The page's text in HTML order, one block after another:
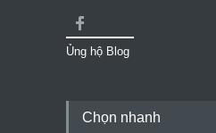
Ủng hộ Blog
Chọn nhanh